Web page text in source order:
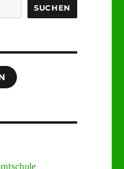
SUCHEN